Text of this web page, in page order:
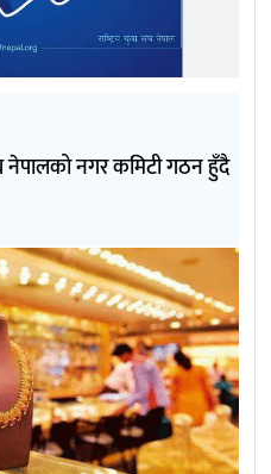
नेपालको नगर कमिटी गठन हुँदै